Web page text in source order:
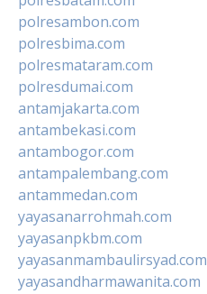
polresambon.com
polresbima.com
polresmataram.com
polresdumai.com
antamjakarta.com
antambekasi.com
antambogor.com
antampalembang.com
antammedan.com
yayasanarrohmah.com
yayasanpkbm.com
yayasanmambaulirsyad.com
yayasandharmawanita.com